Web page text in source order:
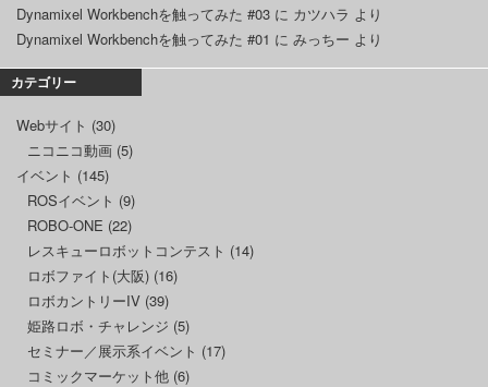
Dynamixel Workbenchを触ってみた #03 に カツハラ より
Dynamixel Workbenchを触ってみた #01 に みっちー より
カテゴリー
Webサイト (30)
ニコニコ動画 (5)
イベント (145)
ROSイベント (9)
ROBO-ONE (22)
レスキューロボットコンテスト (14)
ロボファイト(大阪) (16)
ロボカントリーIV (39)
姫路ロボ・チャレンジ (5)
セミナー／展示系イベント (17)
コミックマーケット他 (6)